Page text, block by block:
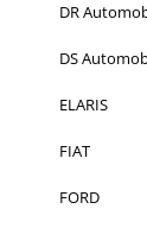
DR
DS
ELARIS
FIAT
FORD